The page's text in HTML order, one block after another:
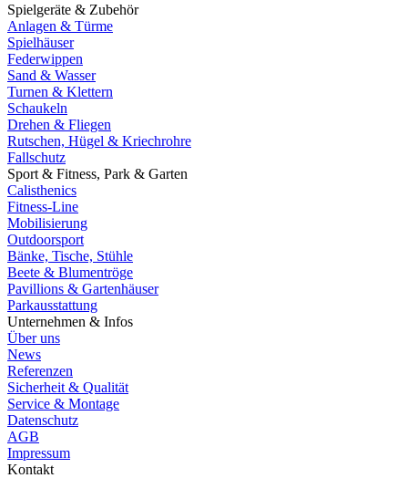
Spielgeräte & Zubehör
Anlagen & Türme
Spielhäuser
Federwippen
Sand & Wasser
Turnen & Klettern
Schaukeln
Drehen & Fliegen
Rutschen, Hügel & Kriechrohre
Fallschutz
Sport & Fitness, Park & Garten
Calisthenics
Fitness-Line
Mobilisierung
Outdoorsport
Bänke, Tische, Stühle
Beete & Blumentröge
Pavillions & Gartenhäuser
Parkausstattung
Unternehmen & Infos
Über uns
News
Referenzen
Sicherheit & Qualität
Service & Montage
Datenschutz
AGB
Impressum
Kontakt